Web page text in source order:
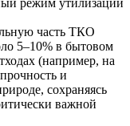
часть ТКО
5–10% в бытовом
(например, на
и
сохраняясь
важной